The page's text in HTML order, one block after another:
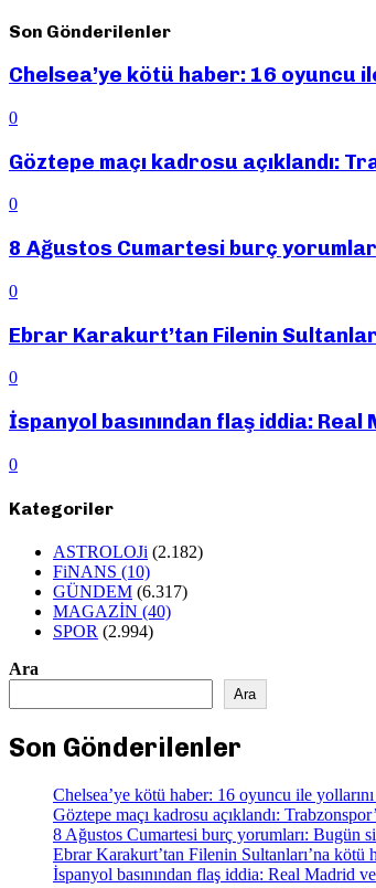
Son Gönderilenler
Chelsea’ye kötü haber: 16 oyuncu
0
Göztepe maçı kadrosu açıklandı:
0
8 Ağustos Cumartesi burç
0
Ebrar Karakurt’tan Filenin
0
İspanyol basınından flaş iddia:
0
Kategoriler
ASTROLOJi (2.182)
FiNANS (10)
GÜNDEM (6.317)
MAGAZİN (40)
SPOR (2.994)
Ara
Ara
Son Gönderilenler
Chelsea’ye kötü haber: 16 oyuncu ile
Göztepe maçı kadrosu açıklandı:
8 Ağustos Cumartesi burç yorumları: Bugün
Ebrar Karakurt’tan Filenin Sultanları’na kötü
İspanyol basınından flaş iddia: Real Madrid